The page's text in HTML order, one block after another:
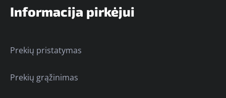
Informacija pirkėjui
Prekių pristatymas
Prekių grąžinimas